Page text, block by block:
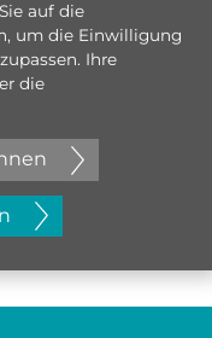
auf die
um die Einwilligung
Ihre
die